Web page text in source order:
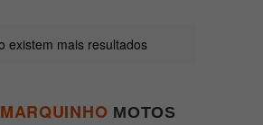
existem mais resultados
MARQUINHO MOTOS